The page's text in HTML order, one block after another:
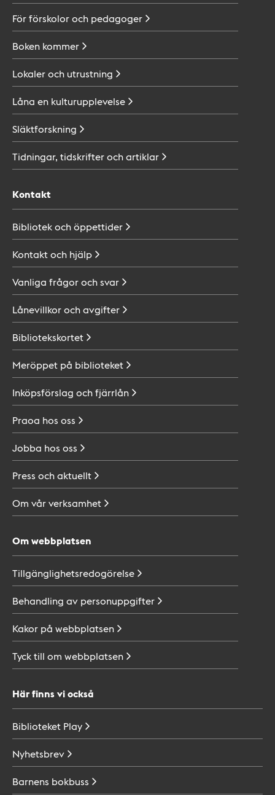
För förskolor och pedagoger
Boken kommer
Lokaler och utrustning
Låna en kulturupplevelse
Släktforskning
Tidningar, tidskrifter ochartiklar
Kontakt
Bibliotek ochöppettider
Kontakt och hjälp
Vanliga frågor ochsvar
Lånevillkor ochavgifter
Bibliotekskortet
Meröppet på biblioteket
Inköpsförslag ochfjärrlån
Praoa hos oss
Jobba hos oss
Press ochaktuellt
Om vårverksamhet
Om webbplatsen
Tillgänglighetsredogörelse
Behandling av personuppgifter
Kakor på webbplatsen
Tyck till om webbplatsen
Här finns vi också
Biblioteket Play
Nyhetsbrev
Barnens bokbuss